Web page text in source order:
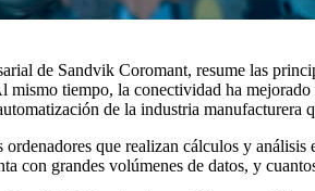
de Sandvik Coromant, resume las
mismo tiempo, la conectividad ha
de la industria manufacturera
que realizan cálculos y
con grandes volúmenes de datos, y